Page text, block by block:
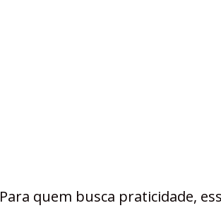
Para quem busca praticidade,